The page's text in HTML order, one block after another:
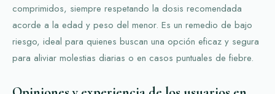
comprimidos, siempre respetando la dosis recomendada
acorde a la edad y peso del menor. Es un remedio de bajo
riesgo, ideal para quienes buscan una opción eficaz y segura
para aliviar molestias diarias o en casos puntuales de fiebre.